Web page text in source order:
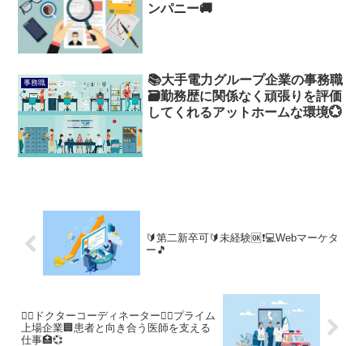
ンパニー🚚
事務職
📚大手電力グループ企業の事務職
🗃️勤務歴に関係なく頑張りを評価
してくれるアットホームな環境💮
🔰第二新卒可🔰未経験🆗❗💻️Webマーケタ
ー🎵
👩‍⚕️ドクターコーディネーター👨‍⚕️プライム
上場企業🏢患者と向き合う医師を支える
仕事🏥💞